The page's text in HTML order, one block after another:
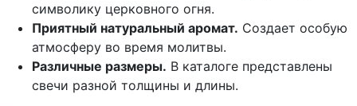
символику церковного огня.
Приятный натуральный аромат. Создает особую
атмосферу во время молитвы.
Различные размеры. В каталоге представлены
свечи разной толщины и длины.